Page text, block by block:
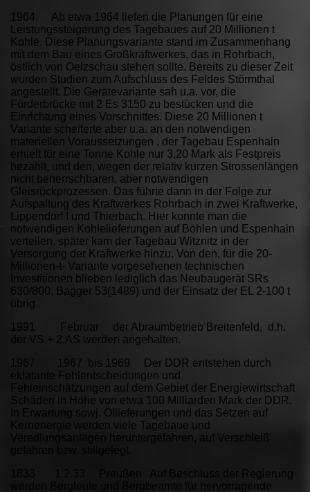
1964. Ab etwa 1964 liefen die Planungen für eine
Leistungssteigerung des Tagebaues auf 20 Millionen t
Kohle. Diese Planungsvariante stand im Zusammenhang
mit dem Bau eines Großkraftwerkes, das in Rohrbach,
östlich von Oelzschau stehen sollte. Bereits zu dieser Zeit
wurden Studien zum Aufschluss des Feldes Störmthal
angestellt. Die Gerätevariante sah u.a. vor, die
Förderbrücke mit 2 Es 3150 zu bestücken und die
Einrichtung eines Vorschnittes. Diese 20 Millionen t
Variante scheiterte aber u.a. an den notwendigen
materiellen Voraussetzungen , der Tagebau Espenhain
erhielt für eine Tonne Kohle nur 3,20 Mark als Festpreis
bezahlt, und den, wegen der relativ kurzen Strossenlängen
nicht beherrschbaren, aber notwendigen
Gleisrückprozessen. Das führte dann in der Folge zur
Aufspaltung des Kraftwerkes Rohrbach in zwei Kraftwerke,
Lippendorf I und Thierbach. Hier konnte man die
notwendigen Kohlelieferungen auf Böhlen und Espenhain
verteilen, später kam der Tagebau Witznitz in der
Versorgung der Kraftwerke hinzu. Von den, für die 20-
Millionen-t- Variante vorgesehenen technischen
Investitionen blieben lediglich das Neubaugerät SRs
630/800, Bagger 53(1489) und der Einsatz der EL 2-100 t
übrig.
1991 Februar der Abraumbetrieb Breitenfeld, d.h.
der VS + 2.AS werden angehalten.
1967 1967 bis 1969 Der DDR entstehen durch
eklatante Fehlentscheidungen und
Fehleinschätzungen auf dem Gebiet der Energiewirtschaft
Schäden in Höhe von etwa 100 Milliarden Mark der DDR.
In Erwartung sowj. Öllieferungen und das Setzen auf
Kernenergie werden viele Tagebaue und
Veredlungsanlagen heruntergefahren, auf Verschleiß
1833 1.2.33 Preußen Auf Beschluss der Regierung
werden Bergleute und Bergbeamte für hervorragende